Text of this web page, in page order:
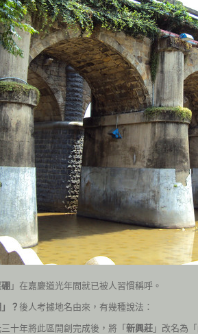
」在嘉慶道光年間就已被人習慣稱呼。
？後人考據地名由來，有幾種說法：
十年將此區開創完成後，將「 新興莊 」改名為「